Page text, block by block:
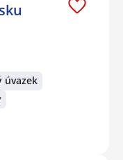
úvazek